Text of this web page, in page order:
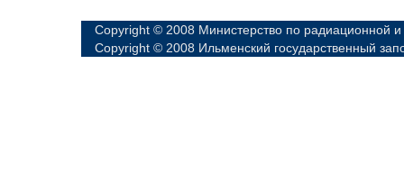
Copyright © 2008 Министерство по радиационной и
Copyright © 2008 Ильменский государственный